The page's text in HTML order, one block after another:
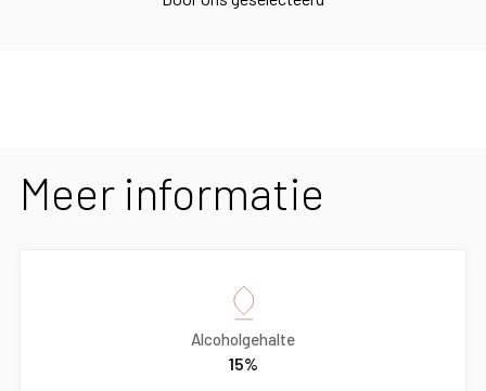
Meer informatie
Alcoholgehalte
15%